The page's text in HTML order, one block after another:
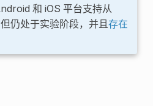
和 iOS 平台支持从
仍处于实验阶段，并且存在